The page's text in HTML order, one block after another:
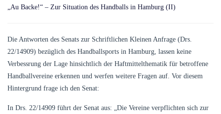
„Au Backe!“ – Zur Situation des Handballs in Hamburg (II)
Die Antworten des Senats zur Schriftlichen Kleinen Anfrage (Drs.
22/14909) bezüglich des Handballsports in Hamburg, lassen keine
Verbessrung der Lage hinsichtlich der Haftmittelthematik für betroffene
Handballvereine erkennen und werfen weitere Fragen auf. Vor diesem
Hintergrund frage ich den Senat:
In Drs. 22/14909 führt der Senat aus: „Die Vereine verpflichten sich zur